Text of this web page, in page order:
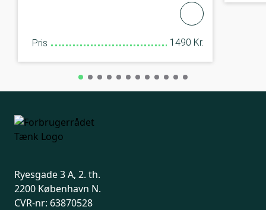
Pris 1490 Kr.
Ryesgade 3 A, 2. th.
2200 København N.
CVR-nr: 63870528